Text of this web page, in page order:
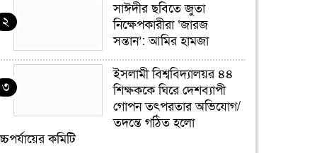
২
সাঈদীর ছবিতে জুতা
নিক্ষেপকারীরা ‘জারজ
সন্তান’: আমির হামজা
৩
ইসলামী বিশ্ববিদ্যালয়র ৪৪
শিক্ষককে ঘিরে দেশব্যাপী
গোপন তৎপরতার অভিযোগ/
তদন্তে গঠিত হলো
কমিটি